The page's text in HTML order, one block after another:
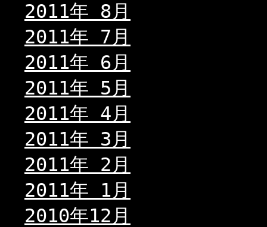
2011年 8月
2011年 7月
2011年 6月
2011年 5月
2011年 4月
2011年 3月
2011年 2月
2011年 1月
2010年12月